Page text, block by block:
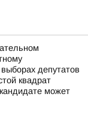
депутатов
квадрат
может